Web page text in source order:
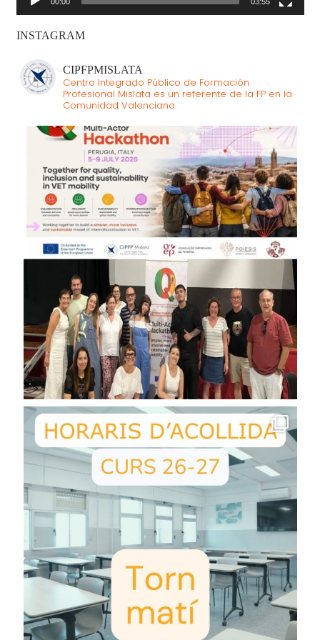
INSTAGRAM
CIPFPMISLATA
Centro Integrado Público de Formación
Profesional Mislata es un referente de la FP en la
Comunidad Valenciana.